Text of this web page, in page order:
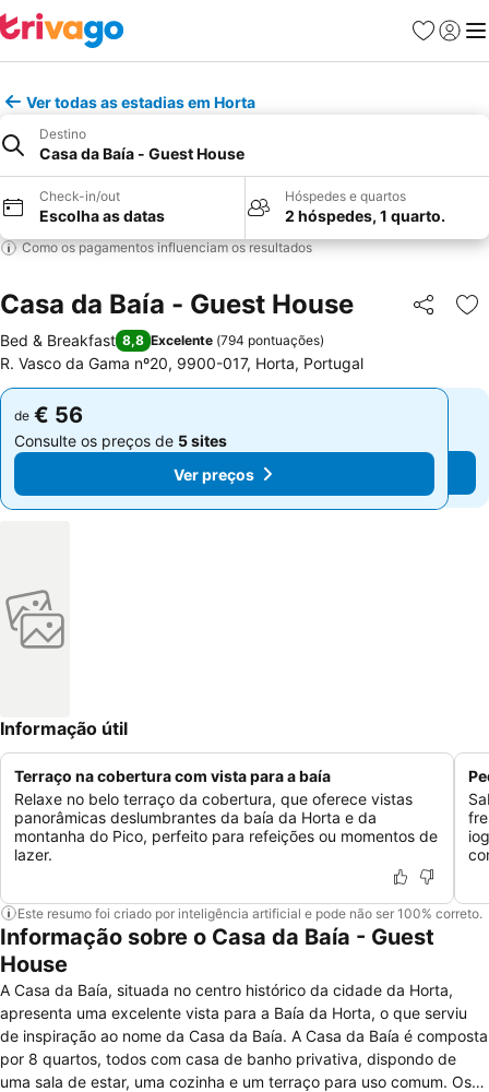
Favoritos
Iniciar
Ver todas as estadias em Horta
Destino
Casa da Baía - Guest House
Check-in/out
Escolha as datas
Hóspedes e quartos
2 hóspedes, 1 quarto.
Como os pagamentos influenciam os resultados
Casa da Baía - Guest House Partilhar
Bed & Breakfast 8,8 Excelente (794 pontuações)
R. Vasco da Gama nº20, 9900-017, Horta, Portugal
de € 56
Consulte os preços de 5 sites
Ver preços
de € 56
Consulte os preços de 5 sites
Ver preços
Informação útil
Terraço na cobertura com vista para a baía
Relaxe no belo terraço da cobertura, que oferece vistas
panorâmicas deslumbrantes da baía da Horta e da
montanha do Pico, perfeito para refeições ou momentos de
lazer.
Este resumo foi criado por inteligência artificial e pode não ser 100% correto.
Informação sobre o Casa da Baía - Guest
House
A Casa da Baía, situada no centro histórico da cidade da Horta,
apresenta uma excelente vista para a Baía da Horta, o que serviu
de inspiração ao nome da Casa da Baía. A Casa da Baía é composta
por 8 quartos, todos com casa de banho privativa, dispondo de
uma sala de estar, uma cozinha e um terraço para uso comum. Os